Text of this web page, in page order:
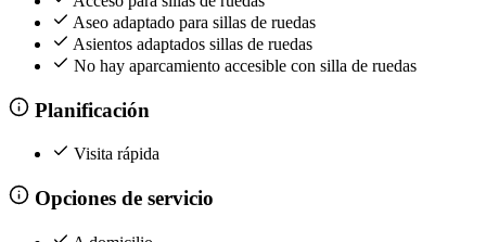
Aseo adaptado para sillas de ruedas
Asientos adaptados sillas de ruedas
No hay aparcamiento accesible con silla de ruedas
Planificación
Visita rápida
Opciones de servicio